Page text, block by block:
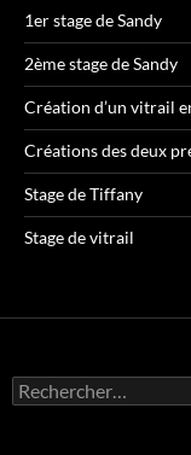
1er stage de Sandy
2ème stage de Sandy
Création d’un vitrail
Créations des deux
Stage de Tiffany
Stage de vitrail
R
e